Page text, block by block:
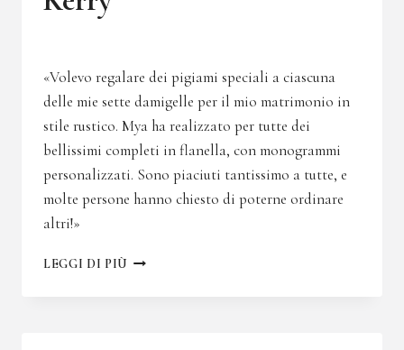
«Volevo regalare dei pigiami speciali a ciascuna
delle mie sette damigelle per il mio matrimonio in
stile rustico. Mya ha realizzato per tutte dei
bellissimi completi in flanella, con monogrammi
personalizzati. Sono piaciuti tantissimo a tutte, e
molte persone hanno chiesto di poterne ordinare
altri!»
LEGGI DI PIÙ KERRY